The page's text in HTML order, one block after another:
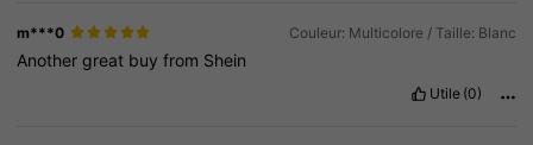
m***0 Couleur: Multicolore / Taille: Blanc
Anothergreat buyfrom Shein
Utile (0)